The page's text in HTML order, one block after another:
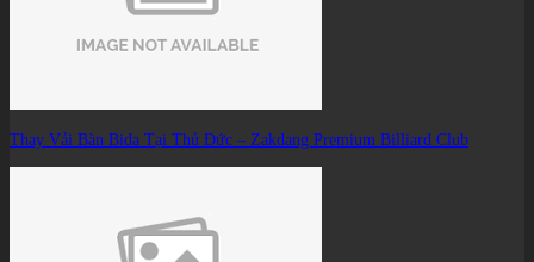
Thay Vải Bàn Bida Tại Thủ Đức – Zakdang Premium Billiard Club